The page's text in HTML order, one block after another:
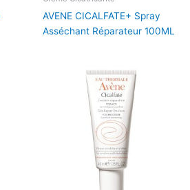
AVENE CICALFATE+ Spray
Asséchant Réparateur 100ML